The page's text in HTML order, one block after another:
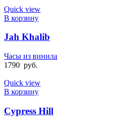
Quick view
В корзину
Jah Khalib
Часы из винила
1790 руб.
Quick view
В корзину
Cypress Hill